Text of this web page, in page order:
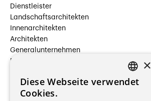
Dienstleister
Landschaftsarchitekten
Innenarchitekten
Architekten
Generalunternehmen
Beauftragte Unternehmen
Hersteller/Lieferanten
Bauherrschaften
FRENCH
×
Diese Webseite verwendet
Cookies.